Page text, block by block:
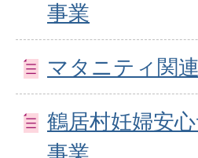
事業
マタニティ関
鶴居村妊婦安
事業